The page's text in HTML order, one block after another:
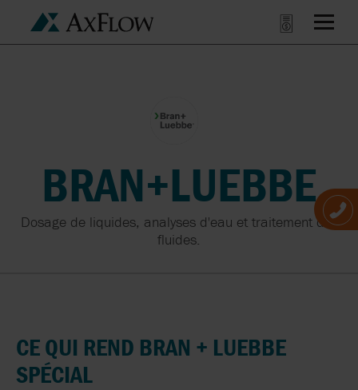
BRAN+LUEBBE
Dosage de liquides, analyses d'eau et traitement des
fluides.
CEQUI REND BRAN + LUEBBE
SPÉCIAL